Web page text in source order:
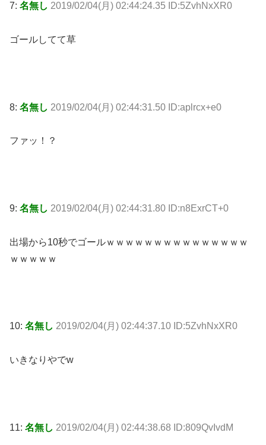
7: 名無し 2019/02/04(月) 02:44:24.35 ID:5ZvhNxXR0
ゴールしてて草
8: 名無し 2019/02/04(月) 02:44:31.50 ID:aplrcx+e0
ファッ！？
9: 名無し 2019/02/04(月) 02:44:31.80 ID:n8ExrCT+0
出場から10秒でゴールｗｗｗｗｗｗｗｗｗｗｗｗｗｗｗ
ｗｗｗｗｗ
10: 名無し 2019/02/04(月) 02:44:37.10 ID:5ZvhNxXR0
いきなりやでw
11: 名無し 2019/02/04(月) 02:44:38.68 ID:809QvIvdM